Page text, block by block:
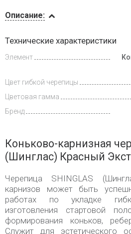
Доставка
Описание:
Технические характеристики
Элемент
Цвет гибкой черепицы
Цветовая гамма
Бренд
Коньково-карнизная
(Шинглас) Красный
Черепица SHINGLAS
карнизов может быть
работах по укладке
изготовления стартовой
формирования коньков,
Служит для эстетического